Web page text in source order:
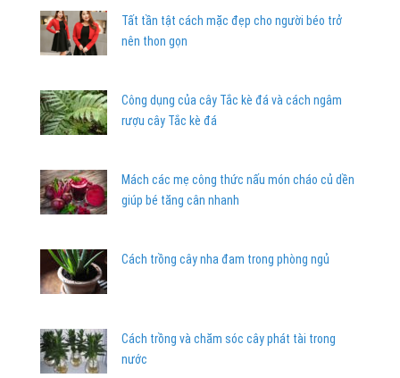
Tất tần tật cách mặc đẹp cho người béo trở
nên thon gọn
Công dụng của cây Tắc kè đá và cách ngâm
rượu cây Tắc kè đá
Mách các mẹ công thức nấu món cháo củ dền
giúp bé tăng cân nhanh
Cách trồng cây nha đam trong phòng ngủ
Cách trồng và chăm sóc cây phát tài trong
nước